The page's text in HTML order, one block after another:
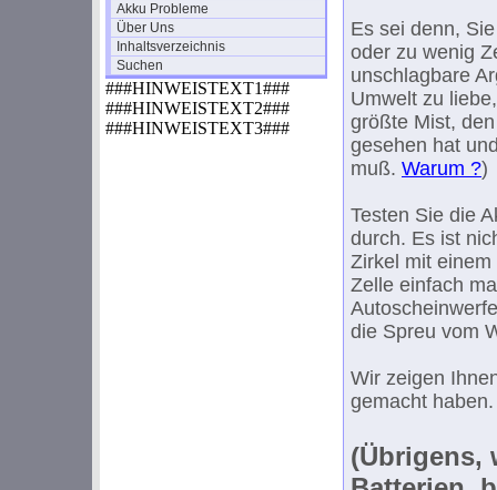
Akku Probleme
Über Uns
Inhaltsverzeichnis
Suchen
###HINWEISTEXT1###
###HINWEISTEXT2###
###HINWEISTEXT3###
Es sei denn,
oder zu wenig
unschlagbare
Umwelt zu
größte Mist,
gesehen hat
muß. Warum ?)
Testen Sie die
durch. Es ist
Zirkel mit
Zelle einfach
die Spreu vom
Wir zeigen
gemacht haben.
(Übrigens,